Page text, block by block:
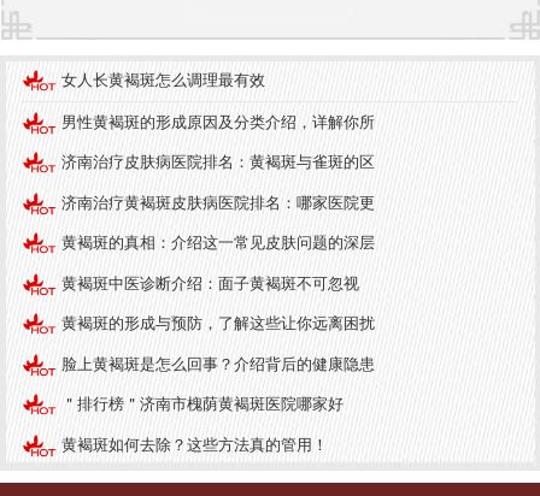
药、茗菊等，具有补益肾阴、养肝明目的作用。此
外，饮食上应多吃一些补血的食物，如枸杞、当
归、黑芝麻等。
2. 活血化瘀，行气和血
气滞血瘀是黄褐斑形成的重要原因之一，因此在调
理时需要通过活血化瘀的方法，促进血液循环。常
用的中药如川芎、红花、丹参等，具有活血化瘀、
行气和血的作用。同时，针灸推拿等方法也可以帮
助缓解气滞，改善血液循环。
3. 清热解毒，祛湿退斑
痰湿蕴结会导致毒素积聚，影响皮肤健康，因此在
调理时需要通过清热解毒、祛湿的方法，帮助排出
体内毒素。常用的中药如黄芩、栀子、茵陈等，具
女人长黄褐斑怎么调理最有效
男性黄褐斑的形成原因及分类介绍，详解你所
济南治疗皮肤病医院排名：黄褐斑与雀斑的区
济南治疗黄褐斑皮肤病医院排名：哪家医院更
黄褐斑的真相：介绍这一常见皮肤问题的深层
黄褐斑中医诊断介绍：面子黄褐斑不可忽视
黄褐斑的形成与预防，了解这些让你远离困扰
脸上黄褐斑是怎么回事？介绍背后的健康隐患
＂排行榜＂济南市槐荫黄褐斑医院哪家好
黄褐斑如何去除？这些方法真的管用！